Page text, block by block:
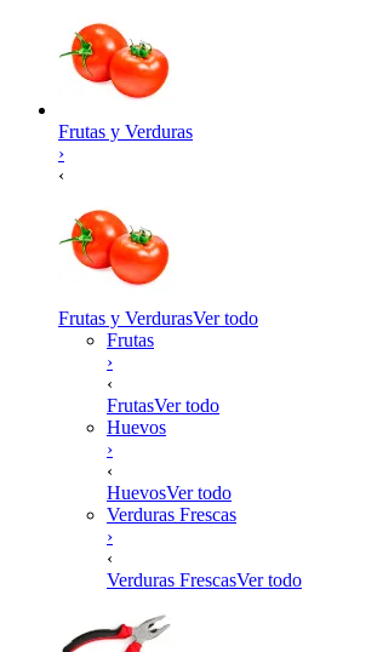
Frutas y Verduras
›
‹
Frutas y VerdurasVer todo
Frutas
›
‹
FrutasVer todo
Huevos
›
‹
HuevosVer todo
Verduras Frescas
›
‹
Verduras FrescasVer todo